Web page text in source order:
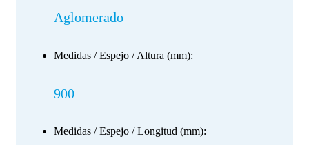
Aglomerado
Medidas / Espejo / Altura (mm):
900
Medidas / Espejo / Longitud (mm):